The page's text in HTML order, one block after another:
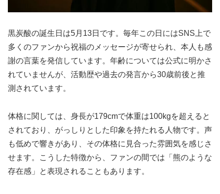
黒炭酸の誕生日は5月13日です。毎年この日にはSNS上で
多くのファンから祝福のメッセージが寄せられ、本人も感
謝の言葉を発信しています。年齢については公式に明かさ
れていませんが、活動歴や過去の発言から30歳前後と推
測されています。
体格に関しては、身長が179cmで体重は100kgを超えると
されており、がっしりとした印象を持たれる人物です。声
も低めで響きがあり、その体格に見合った雰囲気を感じさ
せます。こうした特徴から、ファンの間では「熊のような
存在感」と表現されることもあります。